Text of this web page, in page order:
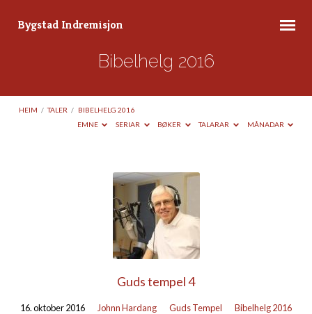
Bygstad Indremisjon
Bibelhelg 2016
HEIM / TALER / BIBELHELG 2016
EMNE
SERIAR BØKER TALARAR MÅNADAR
Guds tempel 4
16. oktober 2016 Johnn Hardang Guds Tempel Bibelhelg 2016